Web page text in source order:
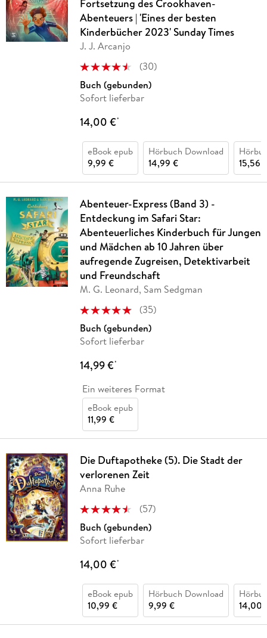
Fortsetzung des Crookhaven-
Abenteuers | 'Eines der besten
Kinderbücher 2023' Sunday Times
J. J. Arcanjo
(30)
Buch (gebunden)
Sofort lieferbar
14,00 €*
eBook epub
9,99 €
Hörbuch Download
14,99 €
15,56
Abenteuer-Express (Band 3) -
Entdeckung im Safari Star:
Abenteuerliches Kinderbuch für Jungen
und Mädchen ab 10 Jahren über
aufregende Zugreisen, Detektivarbeit
und Freundschaft
M. G. Leonard, Sam Sedgman
(35)
Buch (gebunden)
Sofort lieferbar
14,99 €*
Ein weiteres Format
eBook epub
11,99 €
Die Duftapotheke (5). Die Stadt der
verlorenen Zeit
Anna Ruhe
(57)
Buch (gebunden)
Sofort lieferbar
14,00 €*
eBook epub
10,99 €
Hörbuch Download
9,99 €
14,00